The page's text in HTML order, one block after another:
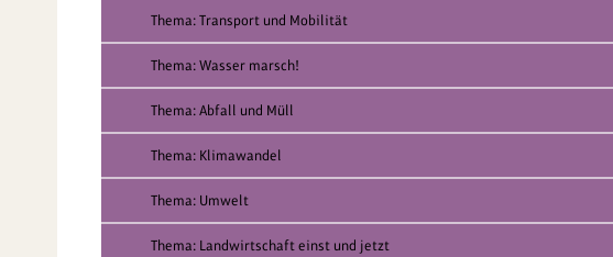
Thema: Transport und Mobilität
Thema: Wasser marsch!
Thema: Abfall und Müll
Thema: Klimawandel
Thema: Umwelt
Thema: Landwirtschaft einst und jetzt